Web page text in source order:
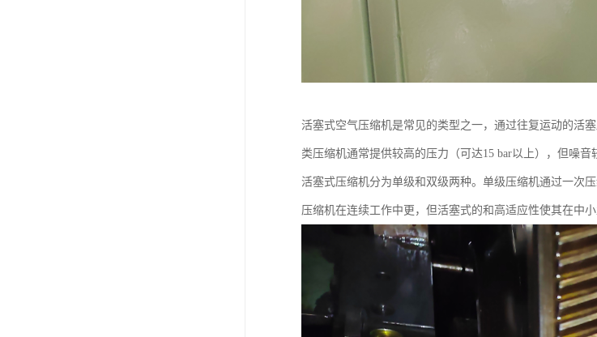
活塞式空气压缩机是常见的类型之一，通过往复运动的活
类压缩机通常提供较高的压力（可达15 bar以上），但噪音
活塞式压缩机分为单级和双级两种。单级压缩机通过一次
压缩机在连续工作中更，但活塞式的和高适应性使其在中